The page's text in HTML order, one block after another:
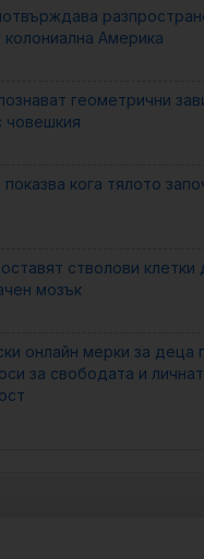
Америка
геометрични
човешкия
кога тялото
стволови клетки
мозък
онлайн мерки за деца
за свободата и